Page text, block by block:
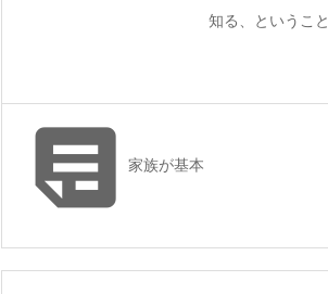
知る、ということ
家族が基本